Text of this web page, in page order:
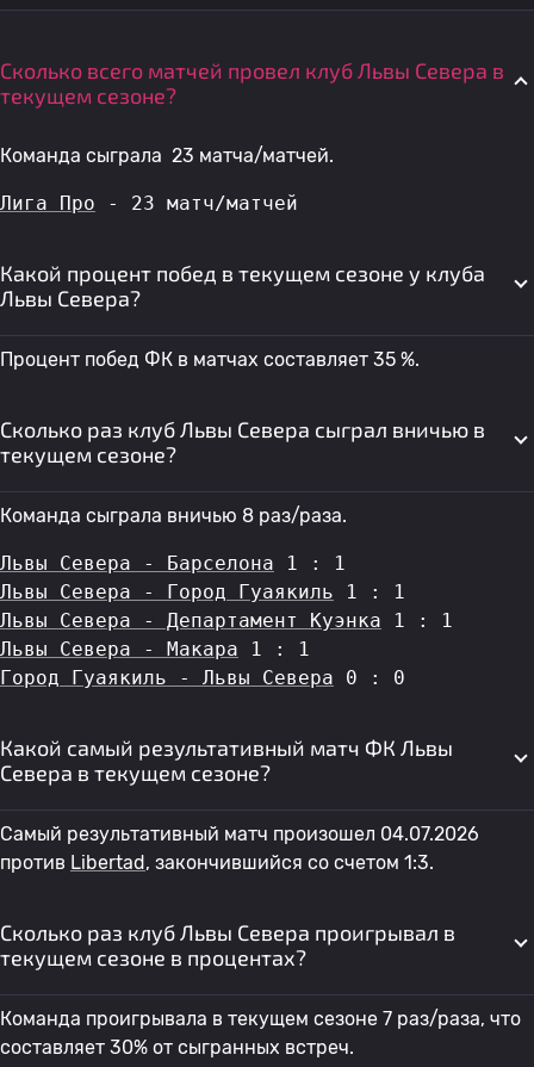
Сколько всего матчей провел клуб Львы Севера в
текущем сезоне?
Команда сыграла 23 матча/матчей.
Лига Про - 23 матч/матчей
Какой процент побед в текущем сезоне у клуба
Львы Севера?
Процент побед ФК в матчах составляет 35 %.
Сколько раз клуб Львы Севера сыграл вничью в
текущем сезоне?
Команда сыграла вничью 8 раз/раза.
Львы Севера - Барселона 1 : 1
Львы Севера - Город Гуаякиль 1 : 1
Львы Севера - Департамент Куэнка 1 : 1
Львы Севера - Макара 1 : 1
Город Гуаякиль - Львы Севера 0 : 0
Какой самый результативный матч ФК Львы
Севера в текущем сезоне?
Самый результативный матч произошел 04.07.2026
против Libertad, закончившийся со счетом 1:3.
Сколько раз клуб Львы Севера проигрывал в
текущем сезоне в процентах?
Команда проигрывала в текущем сезоне 7 раз/раза, что
составляет 30% от сыгранных встреч.